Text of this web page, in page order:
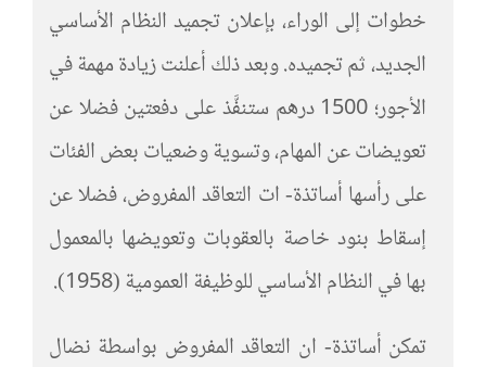
خطوات إلى الوراء، بإعلان تجميد النظام الأساسي
الجديد، ثم تجميده. وبعد ذلك أعلنت زيادة مهمة في
الأجور؛ 1500 درهم ستنفَّذ على دفعتين فضلا عن
تعويضات عن المهام، وتسوية وضعيات بعض الفئات
على رأسها أساتذة- ات التعاقد المفروض، فضلا عن
إسقاط بنود خاصة بالعقوبات وتعويضها بالمعمول
بها في النظام الأساسي للوظيفة العمومية (1958).
تمكن أساتذة- ان التعاقد المفروض بواسطة نضال